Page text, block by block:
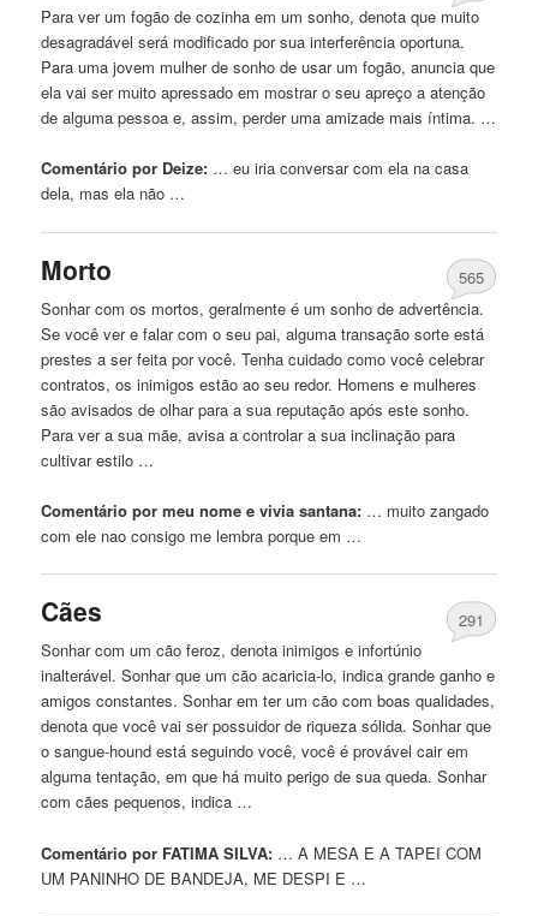
Para ver um fogão de cozinha em um sonho, denota que muito
desagradável será modificado por sua interferência oportuna.
Para uma jovem mulher de sonho de usar um fogão, anuncia que
ela vai ser muito apressado em mostrar o seu apreço a atenção
de alguma pessoa e, assim, perder uma amizade mais íntima. …
Comentário por Deize: … eu iria conversarcom ela na casa
dela, mas ela não …
Morto
565
Sonharcom os mortos, geralmente é um sonho de advertência.
Se você ver e falarcom o seu pai, alguma transação sorte está
prestes a ser feita por você. Tenha cuidado como você celebrar
contratos, os inimigos estão ao seu redor. Homens e mulheres
são avisados ​​de olhar para a sua reputação após este sonho.
Para ver a sua mãe, avisa a controlar a sua inclinação para
cultivar estilo …
Comentário por meu nome e vivia santana: … muito zangado
com ele nao consigo me lembra porque em …
Cães
291
Sonharcom um cão feroz, denota inimigos e infortúnio
inalterável. Sonhar que um cão acaricia-lo, indica grande ganho e
amigos constantes. Sonhar em ter um cãocom boas qualidades,
denota que você vai ser possuidor de riqueza sólida. Sonhar que
o sangue-hound está seguindo você, você é provável cair em
alguma tentação, em que há muito perigo de sua queda. Sonhar
com cães pequenos, indica …
Comentário por FATIMA SILVA: … A MESA E A TAPEICOM
UM PANINHO DE BANDEJA, ME DESPI E …